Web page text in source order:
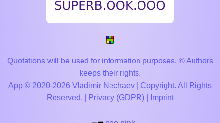
Quotations will be used for information purposes. © Authors
keeps their rights.
App © 2020-2026 Vladimir Nechaev | Copyright. All Rights
Reserved. |
Privacy (GDPR)| Imprint